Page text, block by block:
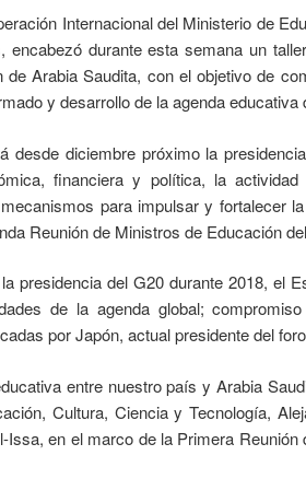
Internacional del Ministerio de
encabezó durante esta semana un
de Arabia Saudita, con el objetivo de
y desarrollo de la agenda educativa
desde diciembre próximo la
financiera y política, la
para impulsar y fortalecer
Reunión de Ministros de Educación
presidencia del G20 durante 2018, el
de la agenda global;
por Japón, actual presidente del
entre nuestro país y Arabia
Cultura, Ciencia y Tecnología,
en el marco de la Primera